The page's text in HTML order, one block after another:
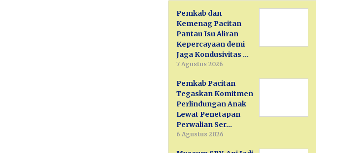
Pemkab dan
Kemenag Pacitan
Pantau Isu Aliran
Kepercayaan demi
Jaga Kondusivitas …
7 Agustus 2026
Pemkab Pacitan
Tegaskan Komitmen
Perlindungan Anak
Lewat Penetapan
Perwalian Ser…
6 Agustus 2026